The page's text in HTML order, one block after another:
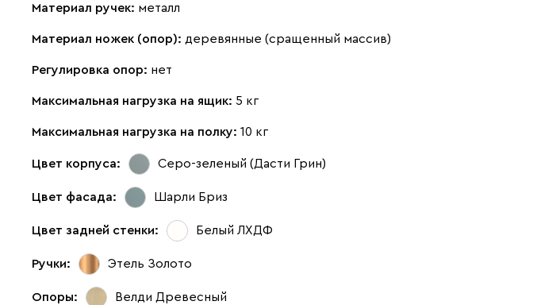
Материал ручек: металл
Материал ножек (опор): деревянные (сращенный массив)
Регулировка опор: нет
Максимальная нагрузка на ящик: 5 кг
Максимальная нагрузка на полку: 10 кг
Цвет корпуса: Серо-зеленый (Дасти Грин)
Цвет фасада: Шарли Бриз
Цвет задней стенки: Белый ЛХДФ
Ручки: Этель Золото
Опоры: Велди Древесный